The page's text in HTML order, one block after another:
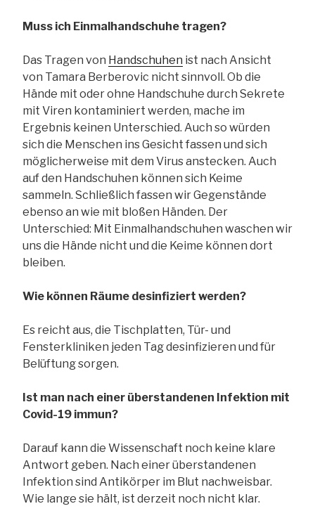
Muss ich Einmalhandschuhe tragen?
Das Tragen von Handschuhen ist nach Ansicht
von Tamara Berberovic nicht sinnvoll. Ob die
Hände mit oder ohne Handschuhe durch Sekrete
mit Viren kontaminiert werden, mache im
Ergebnis keinen Unterschied. Auch so würden
sich die Menschen ins Gesicht fassen und sich
möglicherweise mit dem Virus anstecken. Auch
auf den Handschuhen können sich Keime
sammeln. Schließlich fassen wir Gegenstände
ebenso an wie mit bloßen Händen. Der
Unterschied: Mit Einmalhandschuhen waschen wir
uns die Hände nicht und die Keime können dort
bleiben.
Wie können Räume desinfiziert werden?
Es reicht aus, die Tischplatten, Tür- und
Fensterkliniken jeden Tag desinfizieren und für
Belüftung sorgen.
Ist man nach einer überstandenen Infektion mit
Covid-19 immun?
Darauf kann die Wissenschaft noch keine klare
Antwort geben. Nach einer überstandenen
Infektion sind Antikörper im Blut nachweisbar.
Wie lange sie hält, ist derzeit noch nicht klar.